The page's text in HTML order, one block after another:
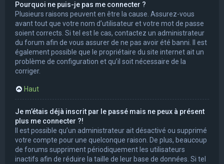
Pourquoi ne puis-je pas me connecter ?
Plusieurs raisons peuvent en être la cause. Assurez-vous
avant tout que votre nom d’utilisateur et votre mot de passe
soient corrects. Si tel est le cas, contactez un administrateur
du forum afin de vous assurer de ne pas avoir été banni. Il est
également possible que le propriétaire du site internet ait un
problème de configuration et qu’il soit nécessaire de la
corriger.
Haut
Je m’étais déjà inscrit par le passé mais ne peux à présent
plus me connecter ?!
Il est possible qu’un administrateur ait désactivé ou supprimé
votre compte pour une quelconque raison. De plus, beaucoup
de forums suppriment périodiquement les utilisateurs
inactifs afin de réduire la taille de leur base de données. Si tel